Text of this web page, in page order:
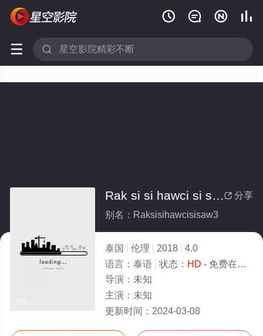
   
 
 分享
Rak si si hawci si saw 3
别名：Raksisihawcisisaw3
泰国 伦理 2018
4.0
语言： 泰语 状态： HD - 免费在线观看
导演： 未知
主演： 未知
更新时间： 2024-03-08